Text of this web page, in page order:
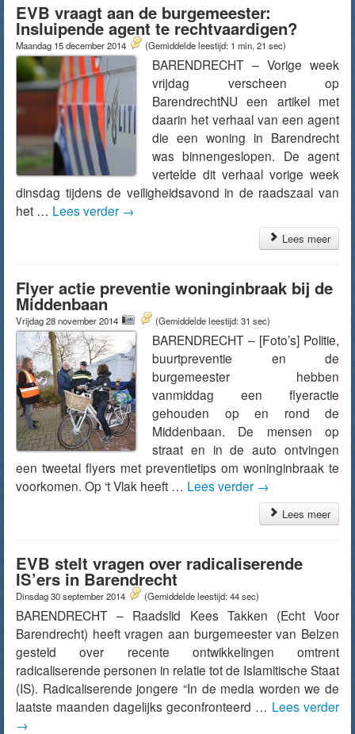
EVB vraagt aan de burgemeester:
Insluipende agent te rechtvaardigen?
Maandag 15 december 2014 (Gemiddelde leestijd: 1 min, 21 sec)
BARENDRECHT – Vorige week
vrijdag verscheen op
BarendrechtNU een artikel met
daarin het verhaal van een agent
die een woning in Barendrecht
was binnengeslopen. De agent
vertelde dit verhaal vorige week
dinsdag tijdens de veiligheidsavond in de raadszaal van
het … Lees verder →
Lees meer
Flyer actie preventie woninginbraak bij de
Middenbaan
Vrijdag 28 november 2014 (Gemiddelde leestijd: 31 sec)
BARENDRECHT – [Foto’s] Politie,
buurtpreventie en de
burgemeester hebben
vanmiddag een flyeractie
gehouden op en rond de
Middenbaan. De mensen op
straat en in de auto ontvingen
een tweetal flyers met preventietips om woninginbraak te
voorkomen. Op ‘t Vlak heeft … Lees verder →
Lees meer
EVB stelt vragen over radicaliserende
IS’ers in Barendrecht
Dinsdag 30 september 2014 (Gemiddelde leestijd: 44 sec)
BARENDRECHT – Raadslid Kees Takken (Echt Voor
Barendrecht) heeft vragen aan burgemeester van Belzen
gesteld over recente ontwikkelingen omtrent
radicaliserende personen in relatie tot de Islamitische Staat
(IS). Radicaliserende jongere “In de media worden we de
laatste maanden dagelijks geconfronteerd … Lees verder
→